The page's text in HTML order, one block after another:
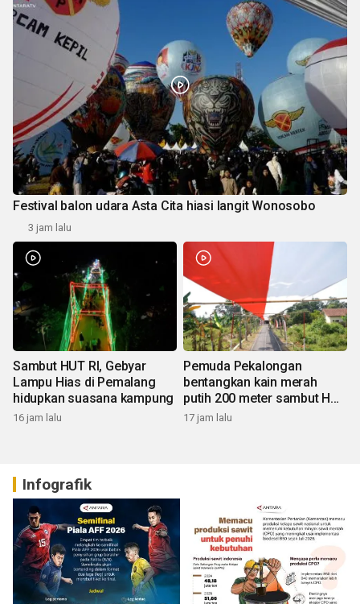
Festival balon udara Asta Cita hiasi langit Wonosobo
3 jam lalu
Sambut HUT RI, Gebyar
Lampu Hias di Pemalang
hidupkan suasana kampung
16 jam lalu
Pemuda Pekalongan
bentangkan kain merah
putih 200 meter sambut HUT
RI
17 jam lalu
Infografik